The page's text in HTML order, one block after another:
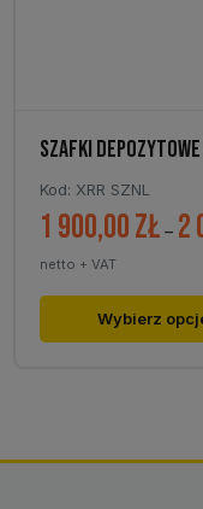
SZAFKI
Kod: XRR SZNL
1 900,00zł – 2
netto + VAT
Wybierz
Ten
produkt
można